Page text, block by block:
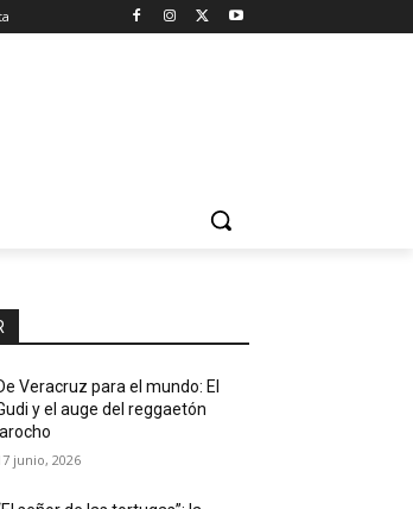
Veracruz para el mundo: El
y el auge del reggaetón
junio, 2026